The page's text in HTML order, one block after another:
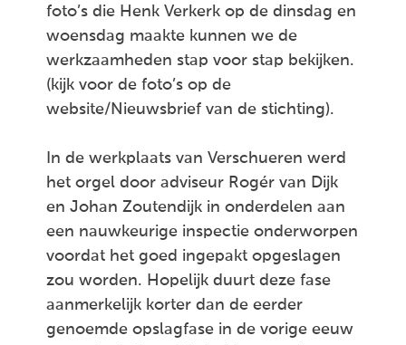
foto’s die Henk Verkerk op de dinsdag en
woensdag maakte kunnen we de
werkzaamheden stap voor stap bekijken.
(kijk voor de foto’s op de
website/Nieuwsbrief van de stichting).
In de werkplaats van Verschueren werd
het orgel door adviseur Rogér van Dijk
en Johan Zoutendijk in onderdelen aan
een nauwkeurige inspectie onderworpen
voordat het goed ingepakt opgeslagen
zou worden. Hopelijk duurt deze fase
aanmerkelijk korter dan de eerder
genoemde opslagfase in de vorige eeuw